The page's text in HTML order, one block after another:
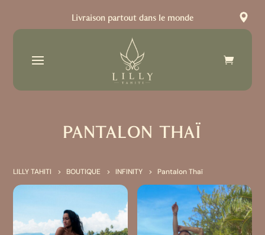
Livraison partout dans le monde
PANTALON THAÏ
LILLY TAHITI BOUTIQUE INFINITY Pantalon Thaï